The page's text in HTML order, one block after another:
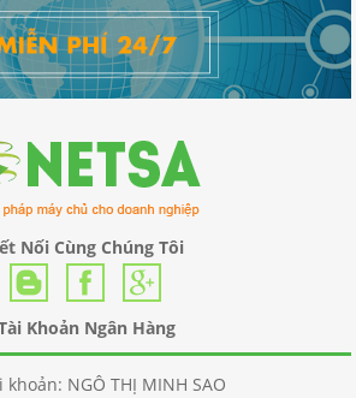
Nối Cùng Chúng Tôi
Khoản Ngân Hàng
khoản: NGÔ THỊ MINH SAO